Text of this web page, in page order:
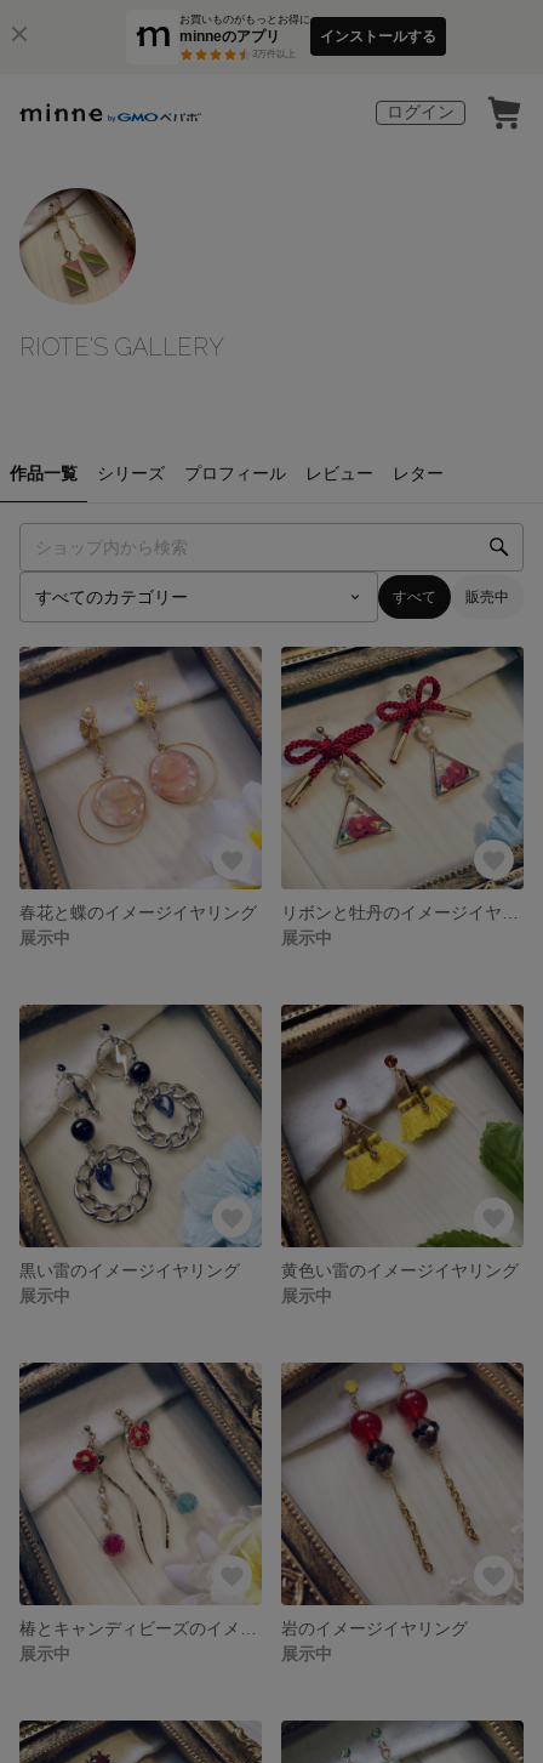
お買いものがもっとお得に
minneのアプリ
3万件以上
インストールする
ログイン
RIOTE'S GALLERY
作品一覧 シリーズ プロフィール レビュー レター
すべて 販売中
春花と蝶のイメージイヤリング
展示中
展示中
黒い雷のイメージイヤリング
展示中
黄色い雷のイメージイヤリング
展示中
展示中
岩のイメージイヤリング
展示中